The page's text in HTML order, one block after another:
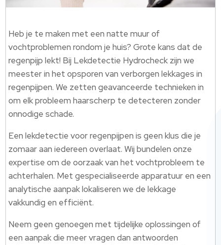
Heb je te maken met een natte muur of
vochtproblemen rondom je huis? Grote kans dat de
regenpijp lekt! Bij Lekdetectie Hydrocheck zijn we
meester in het opsporen van verborgen lekkages in
regenpijpen. We zetten geavanceerde technieken in
om elk probleem haarscherp te detecteren zonder
onnodige schade.
Een lekdetectie voor regenpijpen is geen klus die je
zomaar aan iedereen overlaat. Wij bundelen onze
expertise om de oorzaak van het vochtprobleem te
achterhalen. Met gespecialiseerde apparatuur en een
analytische aanpak lokaliseren we de lekkage
vakkundig en efficiënt.
Neem geen genoegen met tijdelijke oplossingen of
een aanpak die meer vragen dan antwoorden